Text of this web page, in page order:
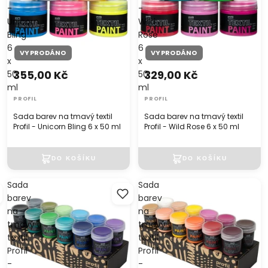
-
Unicorn
Bling
6
x
50
ml
VYPRODÁNO
Sada barev na tmavý textil
Profil - Unicorn Bling 6 x 50 ml
355,00 Kč
PROFIL
-
Wild
Rose
6
x
50
ml
VYPRODÁNO
Sada barev na tmavý textil
Profil - Wild Rose 6 x 50 ml
329,00 Kč
PROFIL
Sada
barev
na
tmavý
textil
Profil
-
Sada
barev
na
tmavý
textil
Profil
-